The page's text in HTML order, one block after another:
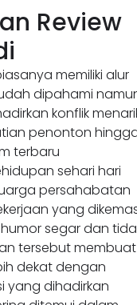
Review
memiliki alur
dipahami
konflik
penonton
terbaru
sehari hari
persahabatan
yang
segar dan
tersebut membuat
dekat dengan
yang dihadirkan